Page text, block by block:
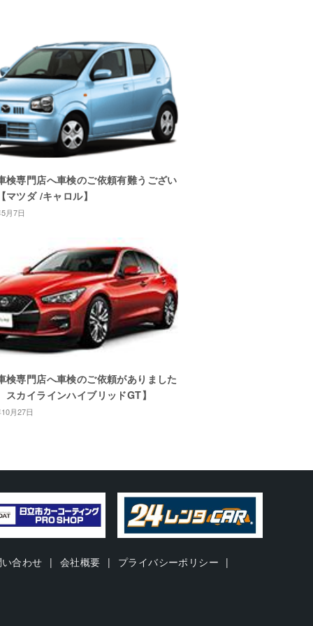
検専門店へ車検のご依頼有難うござい
マツダ /キャロル】
月7日
検専門店へ車検のご依頼がありました
スカイラインハイブリッドGT】
月27日
合わせ 会社概要
プライバシーポリシー